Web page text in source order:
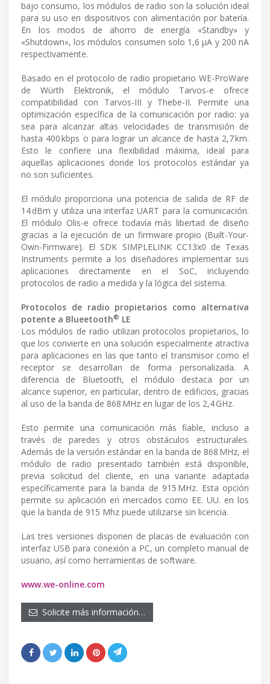
bajo consumo, los módulos de radio son la solución ideal
para su uso en dispositivos con alimentación por batería.
En los modos de ahorro de energía «Standby» y
«Shutdown», los módulos consumen solo 1,6 µA y 200 nA
respectivamente.
Basado en el protocolo de radio propietario WE-ProWare
de Würth Elektronik, el módulo Tarvos-e ofrece
compatibilidad con Tarvos-III y Thebe-II. Permite una
optimización específica de la comunicación por radio: ya
sea para alcanzar altas velocidades de transmisión de
hasta 400 kbps o para lograr un alcance de hasta 2,7 km.
Esto le confiere una flexibilidad máxima, ideal para
aquellas aplicaciones donde los protocolos estándar ya
no son suficientes.
El módulo proporciona una potencia de salida de RF de
14 dBm y utiliza una interfaz UART para la comunicación.
El módulo Olis-e ofrece todavía más libertad de diseño
gracias a la ejecución de un firmware propio (Built-Your-
Own-Firmware). El SDK SIMPLELINK CC13x0 de Texas
Instruments permite a los diseñadores implementar sus
aplicaciones directamente en el SoC, incluyendo
protocolos de radio a medida y la lógica del sistema.
Protocolos de radio propietarios como alternativa
potente a Blueetooth® LE
Los módulos de radio utilizan protocolos propietarios, lo
que los convierte en una solución especialmente atractiva
para aplicaciones en las que tanto el transmisor como el
receptor se desarrollan de forma personalizada. A
diferencia de Bluetooth, el módulo destaca por un
alcance superior, en particular, dentro de edificios, gracias
al uso de la banda de 868 MHz en lugar de los 2,4 GHz.
Esto permite una comunicación más fiable, incluso a
través de paredes y otros obstáculos estructurales.
Además de la versión estándar en la banda de 868 MHz, el
módulo de radio presentado también está disponible,
previa solicitud del cliente, en una variante adaptada
específicamente para la banda de 915 MHz. Esta opción
permite su aplicación en mercados como EE. UU. en los
que la banda de 915 Mhz puede utilizarse sin licencia.
Las tres versiones disponen de placas de evaluación con
interfaz USB para conexión a PC, un completo manual de
usuario, así como herramientas de software.
www.we-online.com
Solicite más información…